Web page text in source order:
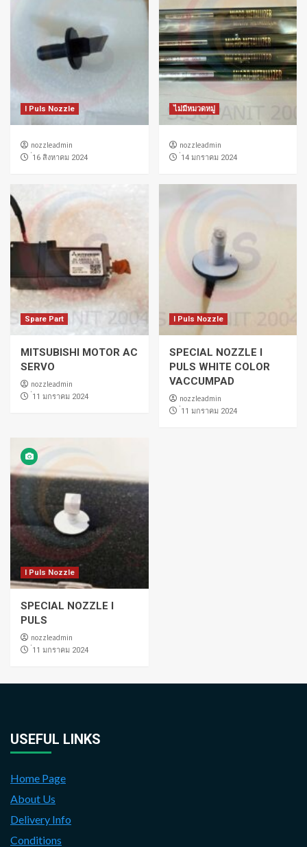
I Puls Nozzle
nozzleadmin
่16 สิงหาคม 2024
ไม่มีหมวดหมู่
nozzleadmin
่14 มกราคม 2024
Spare Part
MITSUBISHI MOTOR AC
SERVO
nozzleadmin
่11 มกราคม 2024
I Puls Nozzle
SPECIAL NOZZLE I
PULS WHITE COLOR
VACCUMPAD
nozzleadmin
่11 มกราคม 2024
I Puls Nozzle
SPECIAL NOZZLE I
PULS
nozzleadmin
่11 มกราคม 2024
USEFUL LINKS
Home Page
About Us
Delivery Info
Conditions